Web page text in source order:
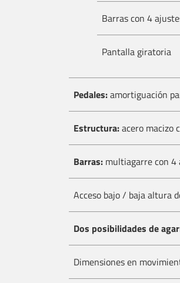
Barras con 4
Pantalla giratoria
Pedales:amortiguación
Estructura:acero macizo
Barras: multiagarre con 4
Acceso bajo / baja altura
Dos posibilidades de
Dimensiones en